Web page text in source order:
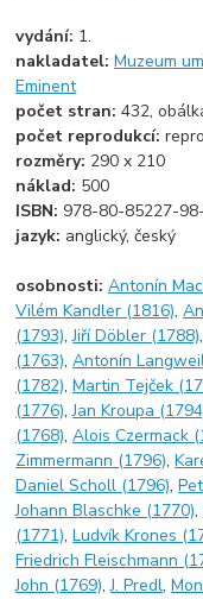
vydání: 1.
nakladatel:Muzeum
Eminent
počet stran:432,
počet reprodukcí:
rozměry: 290 x 210
náklad: 500
ISBN: 978-80-85227-
jazyk: anglický, český
osobnosti:Antonín
Vilém Kandler (1816),
(1793),Jiří Döbler (1788)
(1763),Antonín
(1782),Martin Tejček
(1776),Jan Kroupa
(1768),Alois Czermack
Zimmermann (1796),
Daniel Scholl (1796),
Johann Blaschke (1770),
(1771),Ludvík Krones
Friedrich Fleischmann
John (1769),J. Predl,